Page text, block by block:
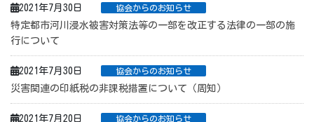
2021年7月30日 協会からのお知らせ
特定都市河川浸水被害対策法等の一部を改正する法律の一部の施
行について
2021年7月30日 協会からのお知らせ
災害関連の印紙税の非課税措置について（周知）
2021年7月20日 協会からのお知らせ